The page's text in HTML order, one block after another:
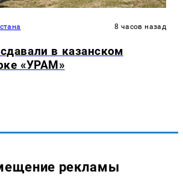
8 часов назад
в казанском
«УРАМ»
рекламы